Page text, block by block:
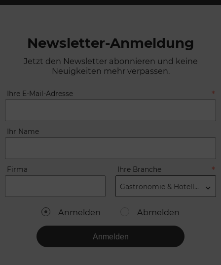
Newsletter-Anmeldung
Jetzt den Newsletter abonnieren und keine
Neuigkeiten mehr verpassen.
Ihre E-Mail-Adresse
Ihr Name
Firma Ihre Branche
Gastronomie & Hotellerie
Anmelden Abmelden
Anmelden